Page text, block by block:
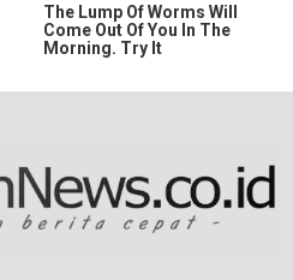
The Lump Of Worms Will
Come Out Of You In The
Morning. Try It